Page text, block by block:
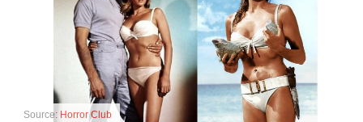
Source: Horror Club